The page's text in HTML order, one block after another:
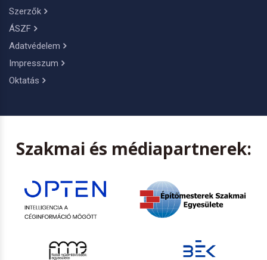
Szerzők
ÁSZF
Adatvédelem
Impresszum
Oktatás
Szakmai és médiapartnerek: